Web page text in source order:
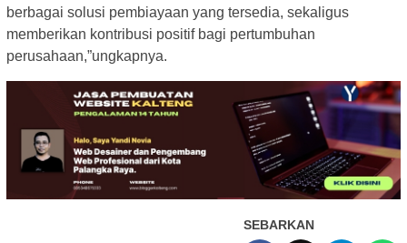
berbagai solusi pembiayaan yang tersedia, sekaligus
memberikan kontribusi positif bagi pertumbuhan
perusahaan,”ungkapnya.
SEBARKAN